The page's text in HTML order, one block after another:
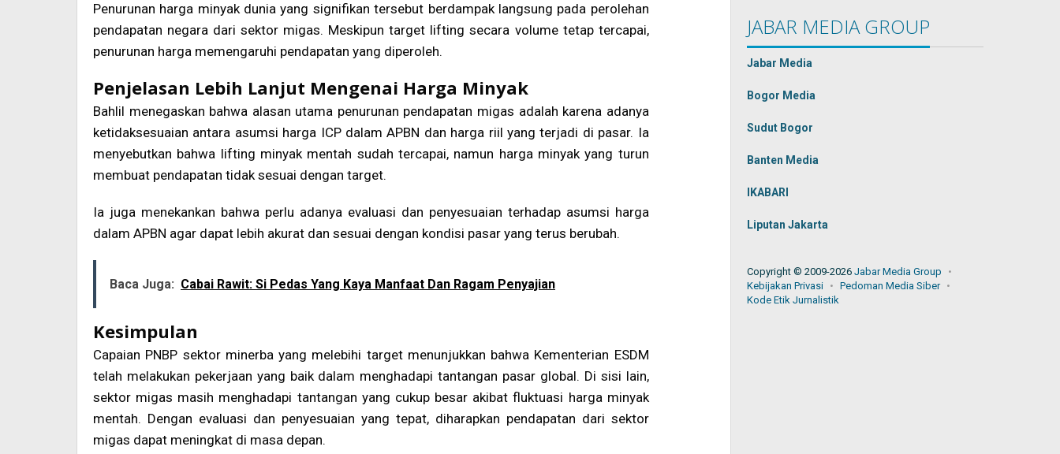
Penurunan harga minyak dunia yang signifikan tersebut berdampak langsung pada perolehan
pendapatan negara dari sektor migas. Meskipun target lifting secara volume tetap tercapai,
penurunan harga memengaruhi pendapatan yang diperoleh.
Penjelasan Lebih Lanjut Mengenai Harga Minyak
Bahlil menegaskan bahwa alasan utama penurunan pendapatan migas adalah karena adanya
ketidaksesuaian antara asumsi harga ICP dalam APBN dan harga riil yang terjadi di pasar. Ia
menyebutkan bahwa lifting minyak mentah sudah tercapai, namun harga minyak yang turun
membuat pendapatan tidak sesuai dengan target.
Ia juga menekankan bahwa perlu adanya evaluasi dan penyesuaian terhadap asumsi harga
dalam APBN agar dapat lebih akurat dan sesuai dengan kondisi pasar yang terus berubah.
Baca Juga: Cabai Rawit: Si Pedas Yang Kaya Manfaat Dan Ragam Penyajian
Kesimpulan
Capaian PNBP sektor minerba yang melebihi target menunjukkan bahwa Kementerian ESDM
telah melakukan pekerjaan yang baik dalam menghadapi tantangan pasar global. Di sisi lain,
sektor migas masih menghadapi tantangan yang cukup besar akibat fluktuasi harga minyak
mentah. Dengan evaluasi dan penyesuaian yang tepat, diharapkan pendapatan dari sektor
migas dapat meningkat di masa depan.
JABAR MEDIA GROUP
Jabar Media
Bogor Media
Sudut Bogor
Banten Media
IKABARI
Liputan Jakarta
Copyright © 2009-2026Jabar Media Group
Kebijakan Privasi
Pedoman Media Siber
Kode Etik Jurnalistik